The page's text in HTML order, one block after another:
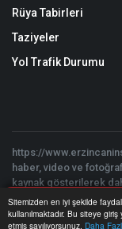
Sitemizden en iyi şekilde
kullanılmaktadır. Bu siteye giriş
etmiş sayılıyorsunuz. Daha
Rüya Tabirleri
Taziyeler
Yol Trafik Durumu
https://
haber, video ve
kaynak gösterilerek
Copyright © 2026
Sitesi - Tüm hakları
Anasayfa Yazarlar